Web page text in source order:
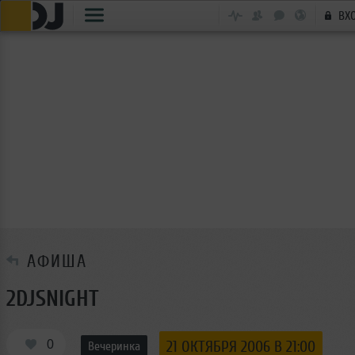
АФИША
2DJSNIGHT
0 Вечеринка 21 ОКТЯБРЯ 2006 В 21:00